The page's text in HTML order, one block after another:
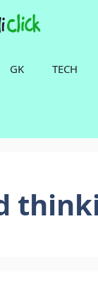
GK TECH